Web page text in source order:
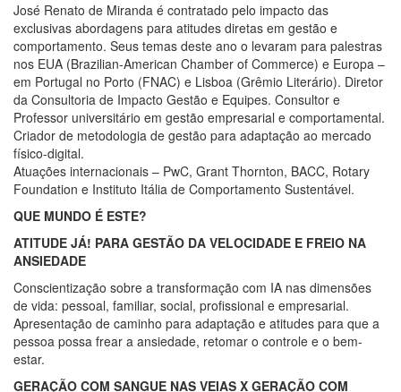
José Renato de Miranda é contratado pelo impacto das
exclusivas abordagens para atitudes diretas em gestão e
comportamento. Seus temas deste ano o levaram para palestras
nos EUA (Brazilian-American Chamber of Commerce) e Europa –
em Portugal no Porto (FNAC) e Lisboa (Grêmio Literário). Diretor
da Consultoria de Impacto Gestão e Equipes. Consultor e
Professor universitário em gestão empresarial e comportamental.
Criador de metodologia de gestão para adaptação ao mercado
físico-digital.
Atuações internacionais – PwC, Grant Thornton, BACC, Rotary
Foundation e Instituto Itália de Comportamento Sustentável.
QUE MUNDO É ESTE?
ATITUDE JÁ! PARA GESTÃO DA VELOCIDADE E FREIO NA
ANSIEDADE
Conscientização sobre a transformação com IA nas dimensões
de vida: pessoal, familiar, social, profissional e empresarial.
Apresentação de caminho para adaptação e atitudes para que a
pessoa possa frear a ansiedade, retomar o controle e o bem-
estar.
GERAÇÃO COM SANGUE NAS VEIAS X GERAÇÃO COM